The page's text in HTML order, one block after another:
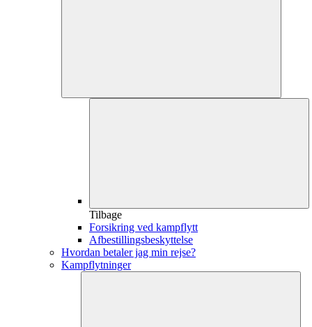
Tilbage
Forsikring ved kampflytt
Afbestillingsbeskyttelse
Hvordan betaler jag min rejse?
Kampflytninger